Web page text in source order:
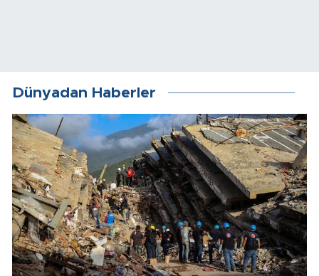
Dünyadan Haberler